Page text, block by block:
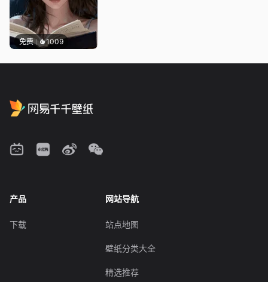
免费 1009
产品
下载
网站导航
站点地图
壁纸分类大全
精选推荐